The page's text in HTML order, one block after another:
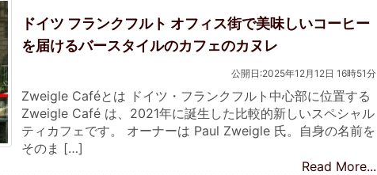
ドイツ フランクフルト オフィス街で美味しいコーヒー
を届けるバースタイルのカフェのカヌレ
公開日:2025年12月12日 16時51分
Zweigle Caféとは ドイツ・フランクフルト中心部に位置する
Zweigle Café は、2021年に誕生した比較的新しいスペシャル
ティカフェです。 オーナーは Paul Zweigle 氏。自身の名前を
そのま […]
Read More...